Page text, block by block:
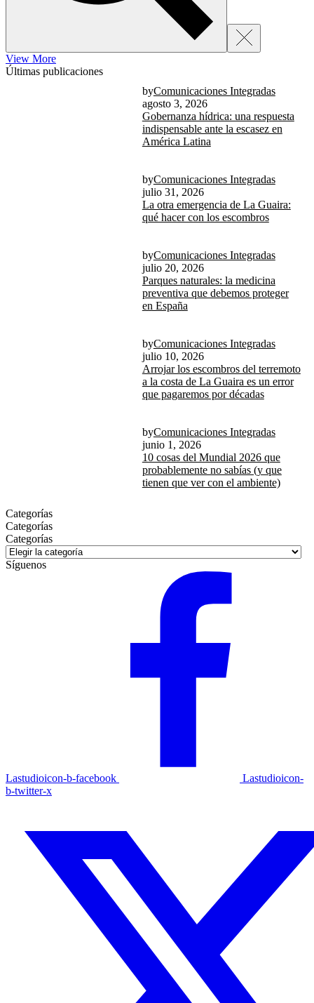
View More
Últimas publicaciones
byComunicaciones Integradas
agosto 3, 2026
Gobernanza hídrica: una respuesta
indispensable ante la escasez en
América Latina
byComunicaciones Integradas
julio 31, 2026
La otra emergencia de La Guaira:
qué hacer con los escombros
byComunicaciones Integradas
julio 20, 2026
Parques naturales: la medicina
preventiva que debemos proteger
en España
byComunicaciones Integradas
julio 10, 2026
Arrojar los escombros del terremoto
a la costa de La Guaira es un error
que pagaremos por décadas
byComunicaciones Integradas
junio 1, 2026
10 cosas del Mundial 2026 que
probablemente no sabías (y que
tienen que ver con el ambiente)
Categorías
Categorías
Categorías
Síguenos
Lastudioicon-b-facebook
Lastudioicon-
b-twitter-x